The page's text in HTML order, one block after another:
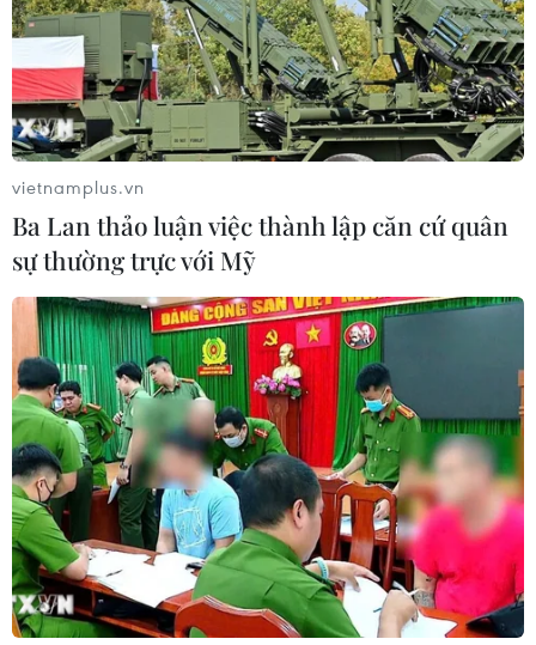
vietnamplus.vn
Ba Lan thảo luận việc thành lập căn cứ quân
sự thường trực với Mỹ